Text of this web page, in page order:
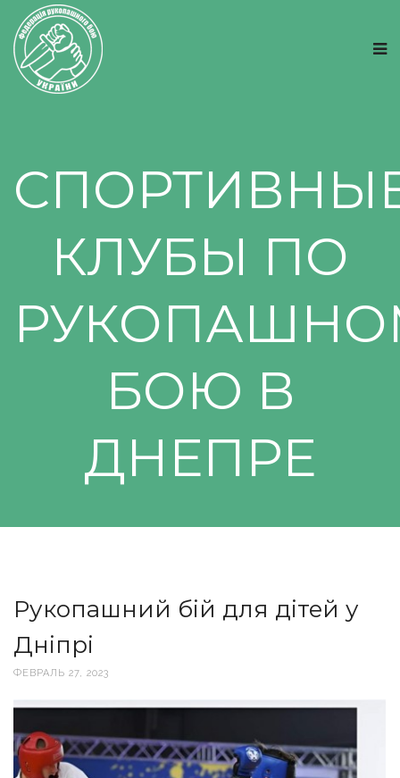
КЛУБЫ ПО
БОЮ В
ДНЕПРЕ
Рукопашний бій для дітей у
Дніпрі
ФЕВРАЛЬ 27, 2023